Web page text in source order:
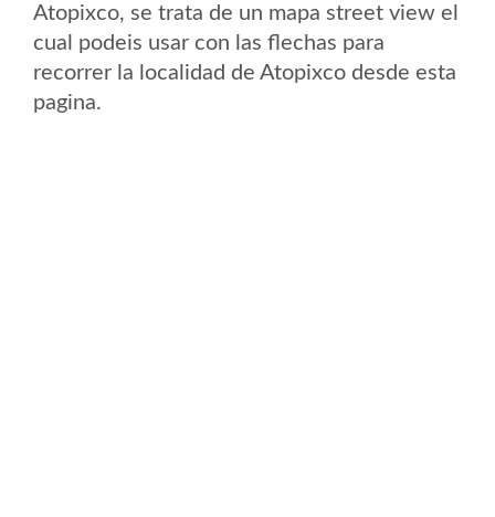
Atopixco, se trata de un mapa street view el
cual podeis usar con las flechas para
recorrer la localidad de Atopixco desde esta
pagina.